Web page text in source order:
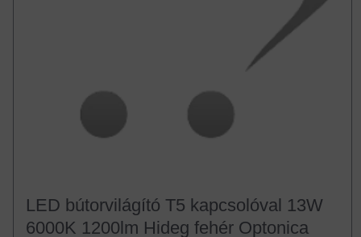
LED bútorvilágító T5 kapcsolóval 13W
6000K 1200lm Hideg fehér Optonica